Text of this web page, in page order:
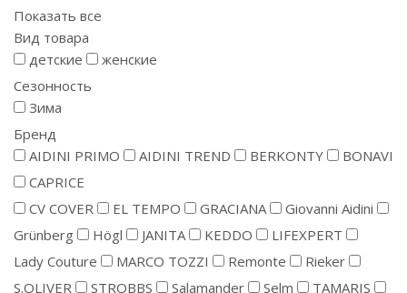
Показать все
Вид товара
детские
женские
Сезонность
Зима
Бренд
AIDINI PRIMO
AIDINI TREND BERKONTY
BONAVI
CAPRICE
CV COVER
EL TEMPO GRACIANA
Giovanni Aidini
Grünberg
Högl JANITA KEDDO
LIFEXPERT
Lady Couture
MARCO TOZZI Remonte
Rieker
S.OLIVER
STROBBS Salamander Selm
TAMARIS